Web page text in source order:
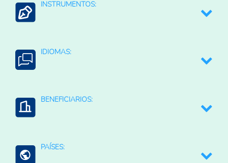
Ciencia, Tecnología e Innovación
Contexto Agroalimentario
INSTRUMENTOS:
Seguros de cosecha
Seguro basado en el clima
IDIOMAS:
BENEFICIARIOS:
Instituciones públicas
PAÍSES: